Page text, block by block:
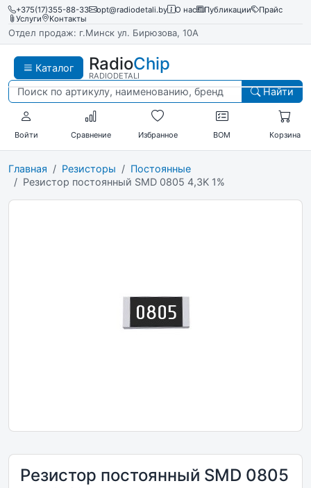
+375(17)355-88-33 opt@radiodetali.by О нас Публикации
Прайс
Услуги
Контакты
Отдел продаж: г.Минск ул. Бирюзова, 10А
Каталог RadioChip
RADIODETALI
Найти
Войти Сравнение Избранное BOM Корзина
Главная Резисторы
Постоянные
Резистор постоянный SMD 0805 4,3K 1%
Резистор постоянный SMD 0805